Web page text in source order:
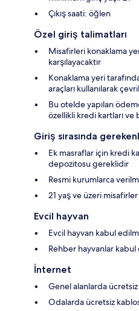
Çıkış saati: öğlen
Özel giriş talimatları
Misafirleri konaklama
karşılayacaktır
Konaklama yeri
araçları kullanılarak
Bu otelde yapılan
özellikli kredi kartları ve
Giriş sırasında
Ek masraflar için kredi
depozitosu gereklidir
Resmi kurumlarca
21 yaş ve üzeri
Evcil hayvan
Evcil hayvan kabul
Rehber hayvanlar kabul
İnternet
Genel alanlarda
Odalarda ücretsiz